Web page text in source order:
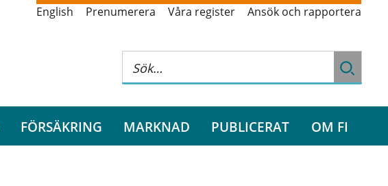
English Prenumerera Våra register Ansök och rapportera
FÖRSÄKRING MARKNAD PUBLICERAT OM FI